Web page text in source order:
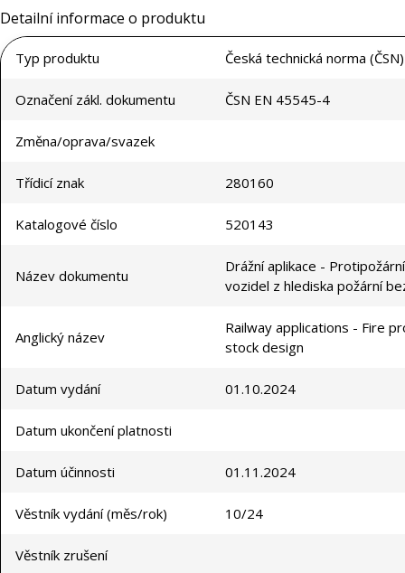
Detailní informace o produktu
Typ produktu Česká technická norma (ČSN)
Označení zákl. dokumentu ČSN EN 45545-4
Změna/oprava/svazek
Třídicí znak 280160
Katalogové číslo 520143
Název dokumentu
Drážní aplikace -
vozidel z hlediska požární
Anglický název
Railway applications - Fire
stock design
Datum vydání 01.10.2024
Datum ukončení platnosti
Datum účinnosti 01.11.2024
Věstník vydání (měs/rok) 10/24
Věstník zrušení